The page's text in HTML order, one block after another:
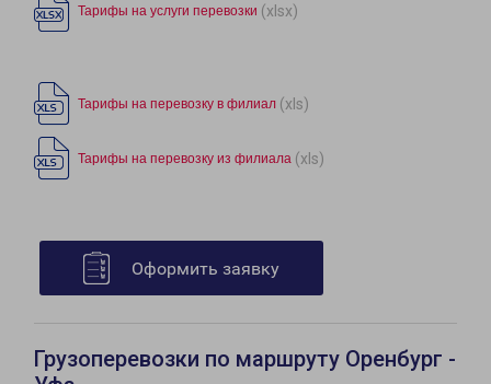
Тарифы на услуги перевозки (xlsx)
Тарифы на перевозку в филиал (xls)
Тарифы на перевозку из филиала (xls)
Оформить заявку
Грузоперевозки по маршруту Оренбург -